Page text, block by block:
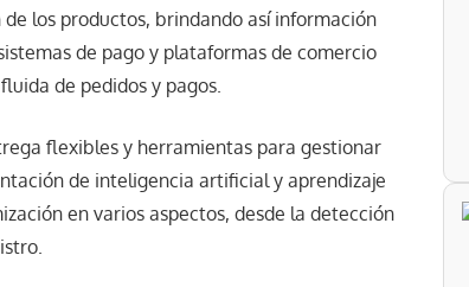
los productos, brindando así información
de pago y plataformas de comercio
de pedidos y pagos.
flexibles y herramientas para gestionar
de inteligencia artificial y aprendizaje
en varios aspectos, desde la detección